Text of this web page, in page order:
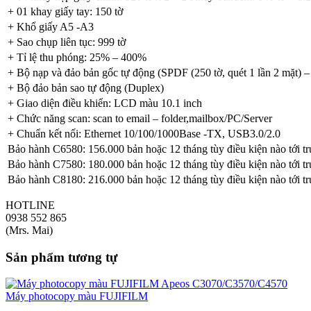
+ 01 khay giấy tay: 150 tờ
+ Khổ giấy A5 -A3
+ Sao chụp liên tục: 999 tờ
+ Tỉ lệ thu phóng: 25% – 400%
+ Bộ nạp và đảo bản gốc tự động (SPDF (250 tờ, quét 1 lần 2 mặt) –
+ Bộ đảo bản sao tự động (Duplex)
+ Giao diện điều khiển: LCD màu 10.1 inch
+ Chức năng scan: scan to email – folder,mailbox/PC/Server
+ Chuẩn kết nối: Ethernet 10/100/1000Base -TX, USB3.0/2.0
Bảo hành C6580: 156.000 bản hoặc 12 tháng tùy điều kiện nào tới
Bảo hành C7580: 180.000 bản hoặc 12 tháng tùy điều kiện nào tới
Bảo hành C8180: 216.000 bản hoặc 12 tháng tùy điều kiện nào tới
HOTLINE
0938 552 865
(Mrs. Mai)
Sản phẩm tương tự
Máy photocopy màu FUJIFILM